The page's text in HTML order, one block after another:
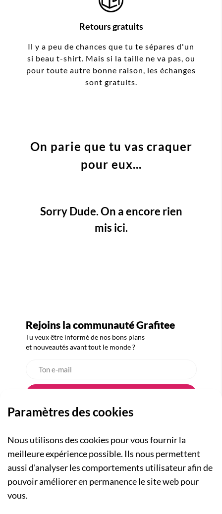
Retours gratuits
Il y a peu de chances que tu te sépares d'un
si beau t-shirt. Mais si la taille ne va pas, ou
pour toute autre bonne raison, les échanges
sont gratuits.
On parie que tu vas craquer
pour eux...
Sorry Dude. On a encore rien
mis ici.
Rejoins la communauté Grafitee
Tu veux être informé de nos bons plans
et nouveautés avant tout le monde ?
A PROPOS
Qui sommes-nous ?
Actualités
NOS RUBRIQUES
Paramètres des cookies
Nous utilisons des cookies pour vous fournir la
meilleure expérience possible. Ils nous permettent
aussi d'analyser les comportements utilisateur afin de
pouvoir améliorer en permanence le site web pour
vous.